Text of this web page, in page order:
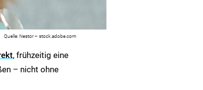
Nestor – stock.adobe.com
, frühzeitig eine
– nicht ohne